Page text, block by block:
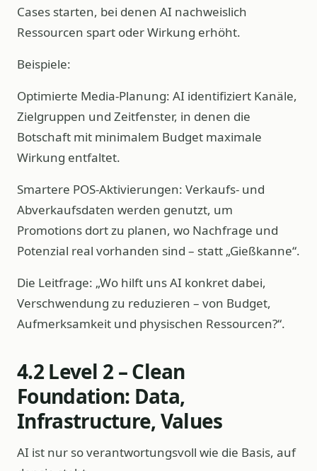
Cases starten, bei denen AI nachweislich
Ressourcen spart oder Wirkung erhöht.
Beispiele:
Optimierte Media-Planung: AI identifiziert Kanäle,
Zielgruppen und Zeitfenster, in denen die
Botschaft mit minimalem Budget maximale
Wirkung entfaltet.
Smartere POS‑Aktivierungen: Verkaufs- und
Abverkaufsdaten werden genutzt, um
Promotions dort zu planen, wo Nachfrage und
Potenzial real vorhanden sind – statt „Gießkanne“.
Die Leitfrage: „Wo hilft uns AI konkret dabei,
Verschwendung zu reduzieren – von Budget,
Aufmerksamkeit und physischen Ressourcen?“.
4.2 Level 2 – Clean
Foundation: Data,
Infrastructure, Values
AI ist nur so verantwortungsvoll wie die Basis, auf